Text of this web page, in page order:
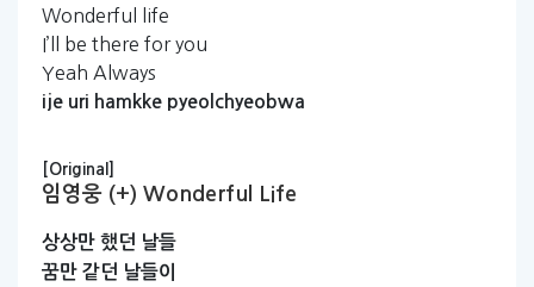
Wonderful life
I’ll be there for you
Yeah Always
ije uri hamkke pyeolchyeobwa
[Original]
임영웅 (+) Wonderful Life
상상만 했던 날들
꿈만 같던 날들이